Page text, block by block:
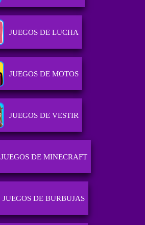
JUEGOS DE LUCHA
JUEGOS DE MOTOS
JUEGOS DE VESTIR
JUEGOS DE MINECRAFT
JUEGOS DE BURBUJAS